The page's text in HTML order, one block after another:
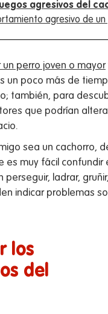
agresivos del
agresivo de
perro joven o mayor
un poco más de
también, para
que podrían
sea un cachorro,
es muy fácil
ladrar,
indicar problemas
los
del